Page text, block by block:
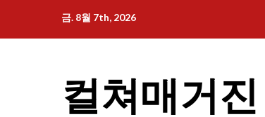
content
금. 8월 7th, 2026
컬쳐매거진